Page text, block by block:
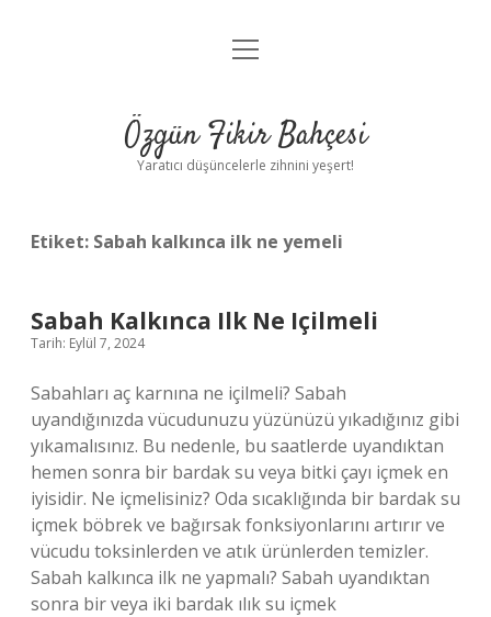
Anasayfa
Yasal Uyarı
menüyü
Özgün Fikir Bahçesi
Yaratıcı düşüncelerle zihnini yeşert!
Etiket: Sabah kalkınca ilk ne yemeli
Sabah Kalkınca Ilk Ne Içilmeli
Tarih: Eylül 7, 2024
Sabahları aç karnına ne içilmeli? Sabah
uyandığınızda vücudunuzu yüzünüzü yıkadığınız gibi
yıkamalısınız. Bu nedenle, bu saatlerde uyandıktan
hemen sonra bir bardak su veya bitki çayı içmek en
iyisidir. Ne içmelisiniz? Oda sıcaklığında bir bardak su
içmek böbrek ve bağırsak fonksiyonlarını artırır ve
vücudu toksinlerden ve atık ürünlerden temizler.
Sabah kalkınca ilk ne yapmalı? Sabah uyandıktan
sonra bir veya iki bardak ılık su içmek